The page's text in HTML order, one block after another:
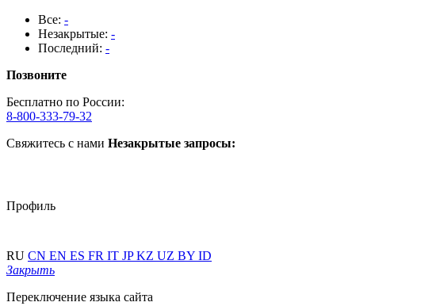
Все: -
Незакрытые: -
Последний: -
Позвоните
Бесплатно по России:
8-800-333-79-32
Свяжитесь с нами Незакрытые запросы:
Профиль
RU CN EN ES FR IT JPKZ UZ BY ID
Закрыть
Переключение языка сайта